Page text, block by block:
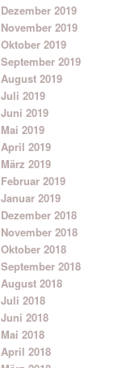
Dezember 2019
November 2019
Oktober 2019
September 2019
August 2019
Juli 2019
Juni 2019
Mai 2019
April 2019
März 2019
Februar 2019
Januar 2019
Dezember 2018
November 2018
Oktober 2018
September 2018
August 2018
Juli 2018
Juni 2018
Mai 2018
April 2018